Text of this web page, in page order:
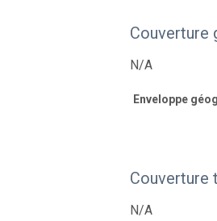
Couverture
N/A
Enveloppe
Couverture
N/A